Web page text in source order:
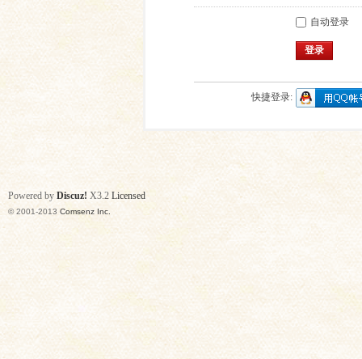
自动登录
登录
快捷登录:
Powered by Discuz! X3.2 Licensed
© 2001-2013 Comsenz Inc.